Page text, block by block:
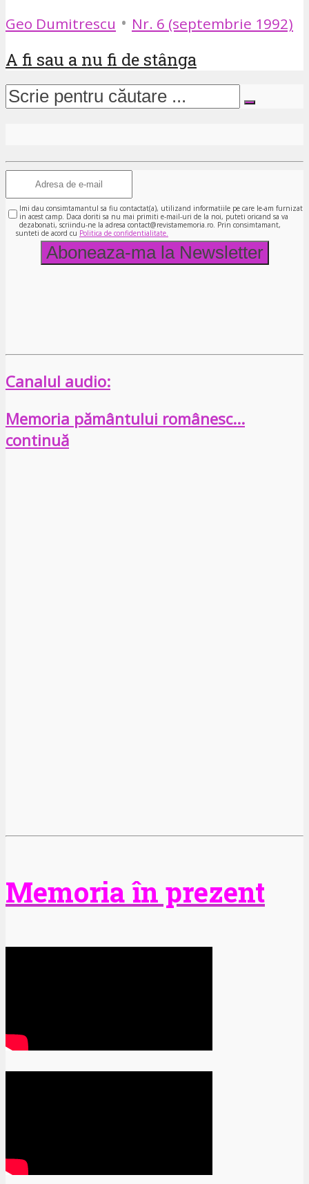
Geo Dumitrescu • Nr. 6 (septembrie 1992)
A fi sau a nu fi de stânga
Imi dau consimtamantul sa fiu contactat(a), utilizand informatiile pe care le-am furnizat
in acest camp. Daca doriti sa nu mai primiti e-mail-uri de la noi, puteti oricand sa va
dezabonati, scriindu-ne la adresa contact@revistamemoria.ro. Prin consimtamant,
sunteti de acord cu Politica de confidentialitate.
Canalul audio:
Memoria pământului românesc…
continuă
Memoria în prezent